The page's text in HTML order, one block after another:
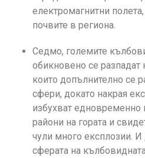
електромагнитни
почвите в региона.
Седмо, големите
обикновено се
които допълнително се
сфери, докато накрая
избухват
райони на гората и
чули много експлозии. И
сферата на